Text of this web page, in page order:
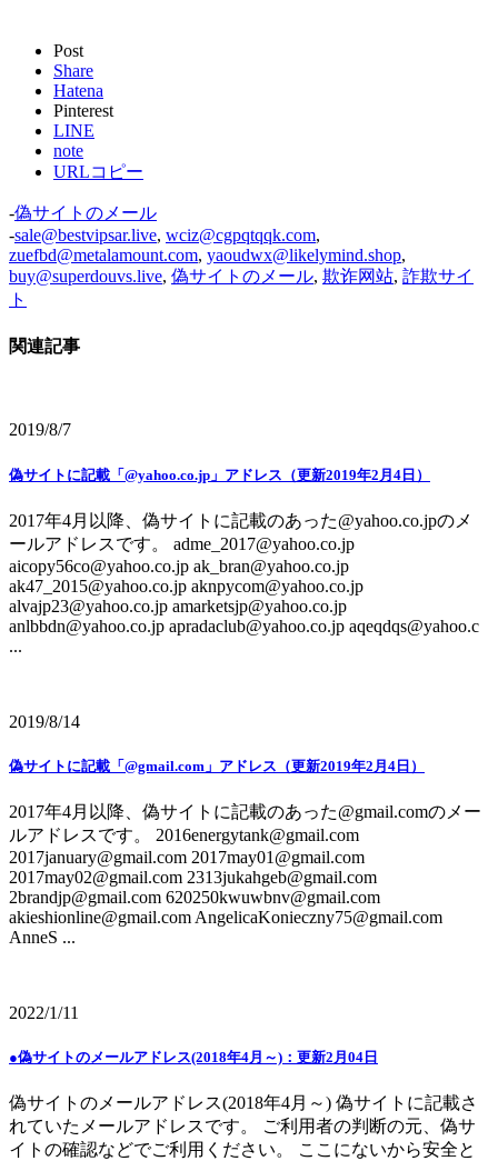
Post
Share
Hatena
Pinterest
LINE
note
URLコピー
-偽サイトのメール
-sale@bestvipsar.live, wciz@cgpqtqqk.com,
zuefbd@metalamount.com, yaoudwx@likelymind.shop,
buy@superdouvs.live, 偽サイトのメール, 欺诈网站, 詐欺サイ
ト
関連記事
2019/8/7
偽サイトに記載「@yahoo.co.jp」アドレス（更新2019年2月4日）
2017年4月以降、偽サイトに記載のあった@yahoo.co.jpのメ
ールアドレスです。 adme_2017@yahoo.co.jp
aicopy56co@yahoo.co.jp ak_bran@yahoo.co.jp
ak47_2015@yahoo.co.jp aknpycom@yahoo.co.jp
alvajp23@yahoo.co.jp amarketsjp@yahoo.co.jp
anlbbdn@yahoo.co.jp apradaclub@yahoo.co.jp aqeqdqs@yahoo.c
...
2019/8/14
偽サイトに記載「@gmail.com」アドレス（更新2019年2月4日）
2017年4月以降、偽サイトに記載のあった@gmail.comのメー
ルアドレスです。 2016energytank@gmail.com
2017january@gmail.com 2017may01@gmail.com
2017may02@gmail.com 2313jukahgeb@gmail.com
2brandjp@gmail.com 620250kwuwbnv@gmail.com
akieshionline@gmail.com AngelicaKonieczny75@gmail.com
AnneS ...
2022/1/11
●偽サイトのメールアドレス(2018年4月～)：更新2月04日
偽サイトのメールアドレス(2018年4月～) 偽サイトに記載さ
れていたメールアドレスです。 ご利用者の判断の元、偽サ
イトの確認などでご利用ください。 ここにないから安全と